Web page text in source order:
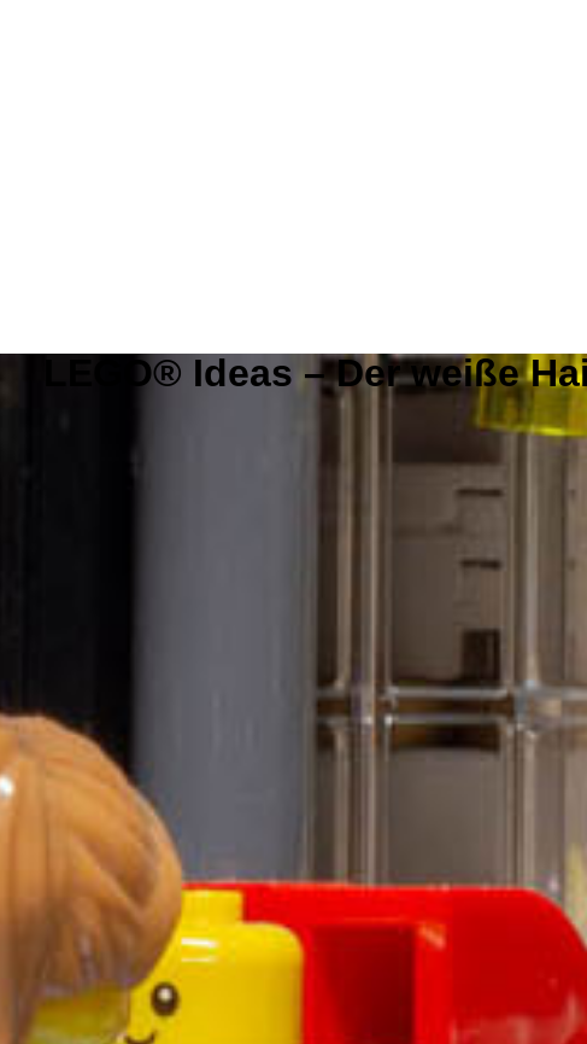
LEGO® Ideas – Der weiße